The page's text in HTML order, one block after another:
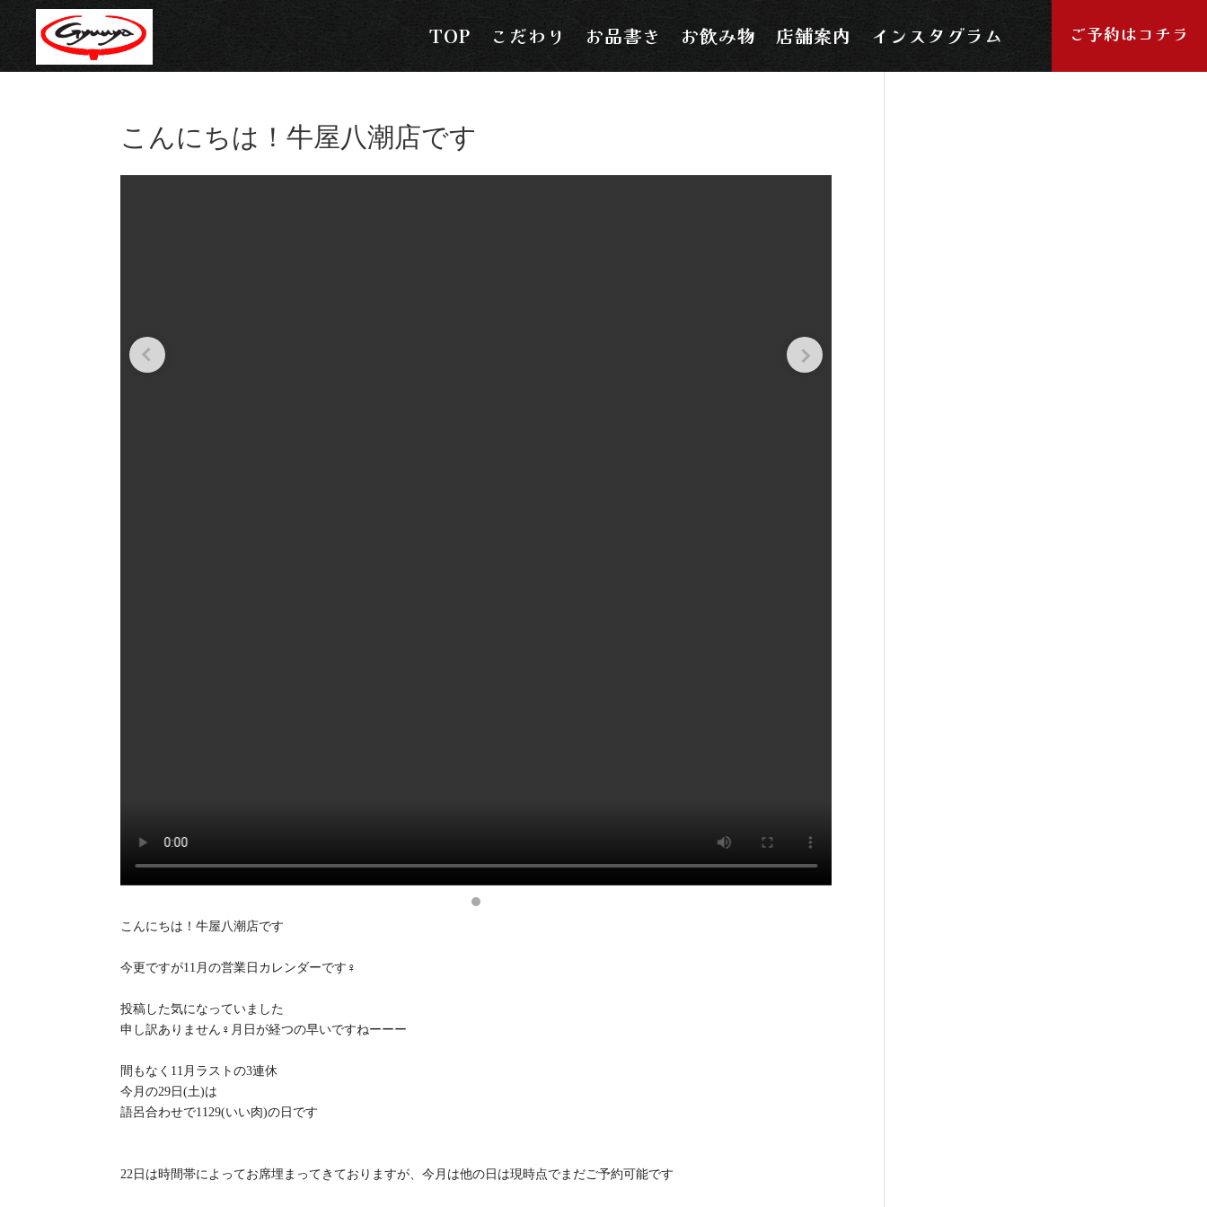
TOP こだわり お品書き お飲み物 店舗案内 インスタグラム ご予約はコチラ
こんにちは！牛屋八潮店です
こんにちは！牛屋八潮店です
今更ですが11月の営業日カレンダーです‍♀️
投稿した気になっていました
申し訳ありません‍♀️月日が経つの早いですねーーー
間もなく11月ラストの3連休
今月の29日(土)は
語呂合わせで1129(いい肉)の日です
22日は時間帯によってお席埋まってきておりますが、今月は他の日は現時点でまだご予約可能です